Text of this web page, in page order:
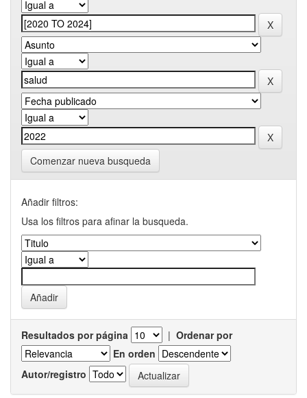
Comenzar nueva busqueda
Añadir filtros:
Usa los filtros para afinar la busqueda.
Resultados por página | Ordenar por
En orden
Autor/registro